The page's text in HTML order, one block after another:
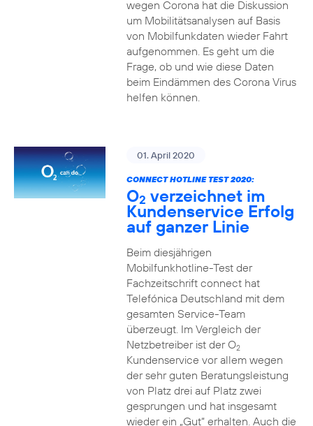
wegen Corona hat die Diskussion
um Mobilitätsanalysen auf Basis
von Mobilfunkdaten wieder Fahrt
aufgenommen. Es geht um die
Frage, ob und wie diese Daten
beim Eindämmen des Corona Virus
helfen können.
01. April 2020
CONNECT HOTLINE TEST 2020:
O2 verzeichnet im
Kundenservice Erfolg
auf ganzer Linie
Beim diesjährigen
Mobilfunkhotline-Test der
Fachzeitschrift connect hat
Telefónica Deutschland mit dem
gesamten Service-Team
überzeugt. Im Vergleich der
Netzbetreiber ist der O2
Kundenservice vor allem wegen
der sehr guten Beratungsleistung
von Platz drei auf Platz zwei
gesprungen und hat insgesamt
wieder ein „Gut“ erhalten. Auch die